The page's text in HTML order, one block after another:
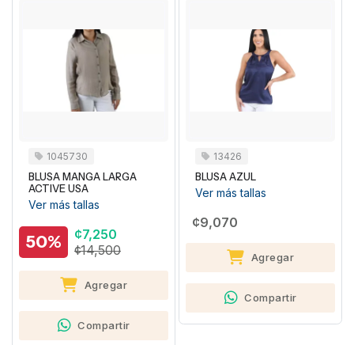
1045730
BLUSA MANGA LARGA
ACTIVE USA
Ver más tallas
50%
¢7,250
¢14,500
Agregar
Compartir
13426
BLUSA AZUL
Ver más tallas
¢9,070
Agregar
Compartir